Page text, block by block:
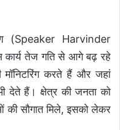
(Speaker Harvinder
कार्य तेज गति से आगे बढ़ रहे
करते हैं और जहां
देते हैं। क्षेत्र की जनता को
की सौगात मिले, इसको लेकर